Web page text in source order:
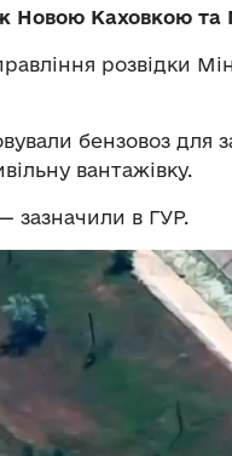
Новою Каховкою та
розвідки
бензовоз для
вантажівку.
зазначили в ГУР.